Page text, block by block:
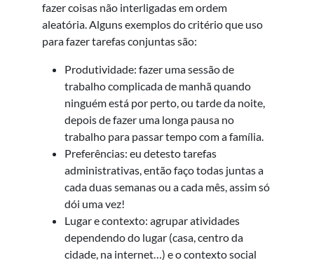
fazer coisas não interligadas em ordem
aleatória. Alguns exemplos do critério que uso
para fazer tarefas conjuntas são:
Produtividade: fazer uma sessão de
trabalho complicada de manhã quando
ninguém está por perto, ou tarde da noite,
depois de fazer uma longa pausa no
trabalho para passar tempo com a família.
Preferências: eu detesto tarefas
administrativas, então faço todas juntas a
cada duas semanas ou a cada mês, assim só
dói uma vez!
Lugar e contexto: agrupar atividades
dependendo do lugar (casa, centro da
cidade, na internet…) e o contexto social